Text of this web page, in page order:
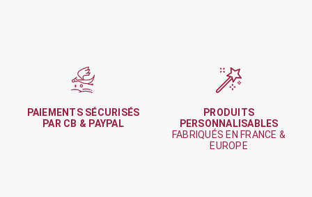
PAIEMENTS SÉCURISÉS
PAR CB & PAYPAL
PRODUITS
PERSONNALISABLES
FABRIQUÉS EN FRANCE &
EUROPE